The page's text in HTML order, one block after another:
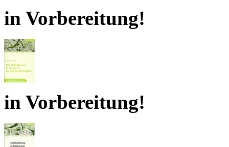
in Vorbereitung!
in Vorbereitung!